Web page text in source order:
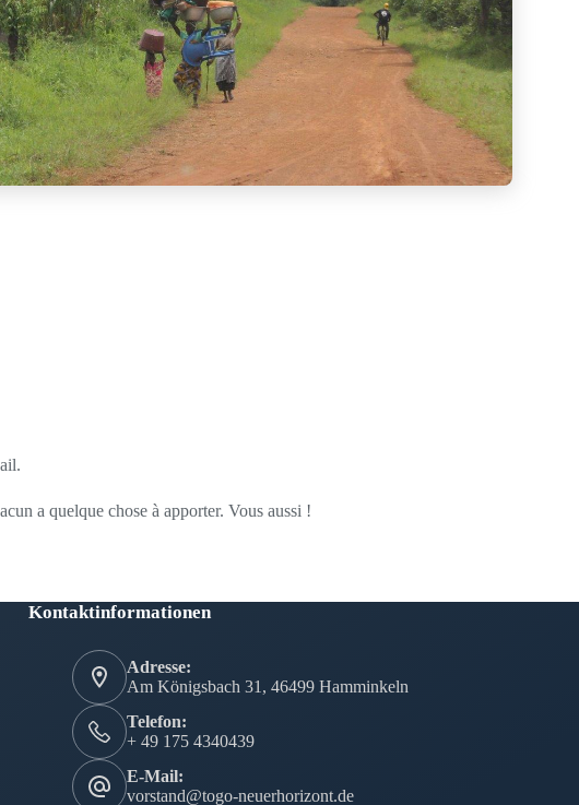
a quelque chose à apporter. Vous aussi !
Kontaktinformationen
Adresse:
Am Königsbach 31, 46499 Hamminkeln
Telefon:
+ 49 175 4340439
E-Mail:
vorstand@togo-neuerhorizont.de